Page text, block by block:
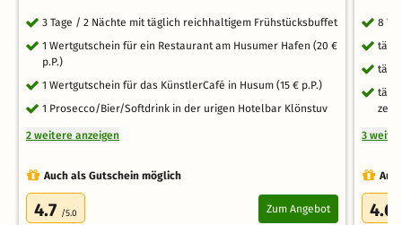
3 Tage / 2 Nächte mit täglich reichhaltigem Frühstücksbuffet
1 Wertgutschein für ein Restaurant am Husumer Hafen (20 €
p.P.)
1 Wertgutschein für das KünstlerCafé in Husum (15 € p.P.)
1 Prosecco/Bier/Softdrink in der urigen Hotelbar Klönstuv
2 weitere anzeigen
Auch als Gutschein möglich
4.7 /5.0 Zum Angebot
8
3
4.6